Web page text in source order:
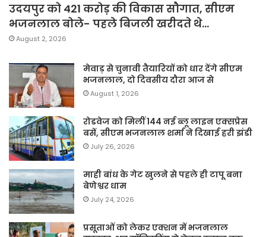
उदयपुर को 421 करोड़ की विकास सौगात, सीएम
भजनलाल बोले- पहले बिजली खरीदते थे…
August 2, 2026
मेवाड़ से चुनावी तैयारियों को धार देंगे सीएम
भजनलाल, दो दिवसीय दौरा आज से
August 1, 2026
रोडवेज को मिलीं 144 नई ब्लू लाइन एक्सप्रेस
बसें, सीएम भजनलाल शर्मा ने दिखाई हरी झंडी
July 26, 2026
माही बांध के गेट खुलने से पहले ही टापू बना
बेणेश्वर धाम
July 24, 2026
प्रसूताओं को लेकर एक्शन में भजनलाल